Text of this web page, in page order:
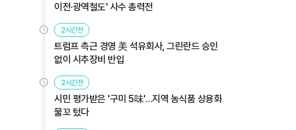
이전·광역철도' 사수 총력전
2시간전
트럼프 측근 경영 美 석유회사, 그린란드 승인
없이 시추장비 반입
2시간전
시민 평가받은 '구미 5味'…지역 농식품 상용화
물꼬 텄다